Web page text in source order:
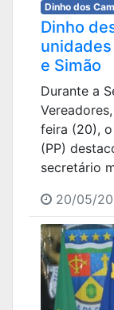
Dinho dos
Dinho
e Simão
Durante a
feira (20),
(PP)
secretário
20/05/